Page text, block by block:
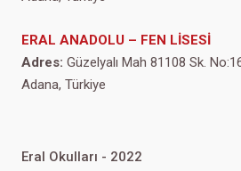
ERAL ANADOLU – FEN LİSESİ
Adres: Güzelyalı Mah 81108 Sk.
Adana, Türkiye
Eral Okulları - 2022